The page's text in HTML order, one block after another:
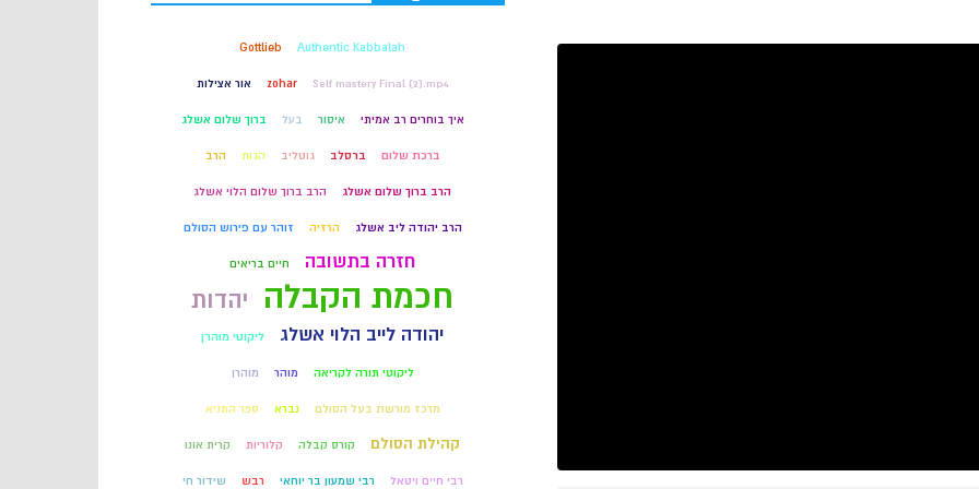
Authentic Kabbalah
Gottlieb
Self mastery Final (2).mp4
zohar אור אצילות
איך בוחרים רב אמיתי איסור בעל ברוך שלום אשלג
ברכת שלום ברסלב גוטליב הגות הרב
הרב ברוך שלום אשלג הרב ברוך שלום הלוי אשלג
הרב יהודה ליב אשלג הרזיה זוהר עם פירוש הסולם
חזרה בתשובה חיים בריאים
חכמת הקבלה יהדות
יהודה לייב הלוי אשלג ליקוטי מוהרן
ליקוטי תורה לקריאה מוהר מוהרן
מרכז מורשת בעל הסולם נברא ספר התניא
קהילת הסולם קורס קבלה קלוריות קרית אונו
רבי חיים ויטאל רבי שמעון בר יוחאי רבש שידור חי